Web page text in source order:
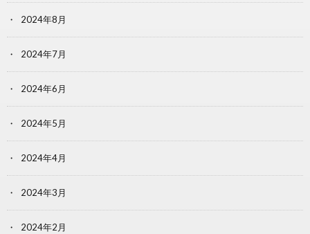
2024年8月
2024年7月
2024年6月
2024年5月
2024年4月
2024年3月
2024年2月